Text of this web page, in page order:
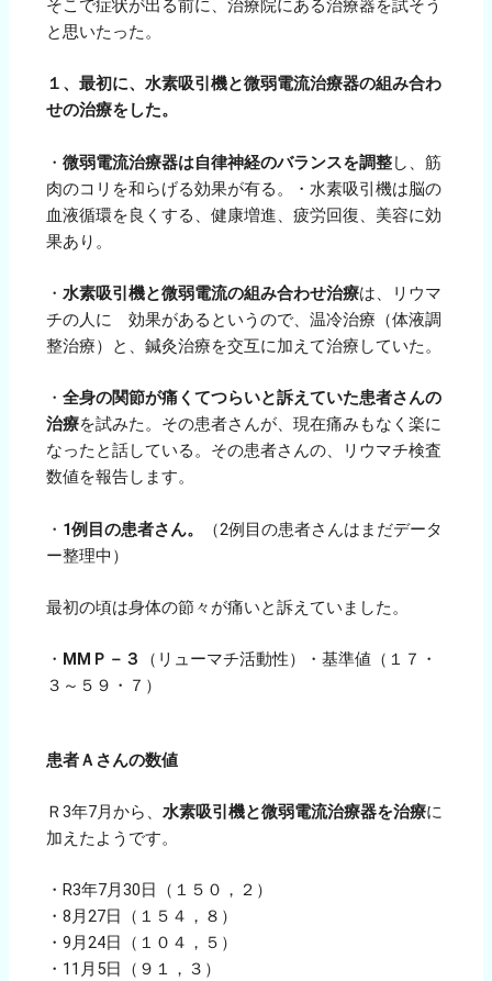
そこで症状が出る前に、治療院にある治療器を試そう
と思いたった。
１、最初に、水素吸引機と微弱電流治療器の組み合わ
せの治療をした。
・微弱電流治療器は自律神経のバランスを調整し、筋
肉のコリを和らげる効果が有る。・水素吸引機は脳の
血液循環を良くする、健康増進、疲労回復、美容に効
果あり。
・水素吸引機と微弱電流の組み合わせ治療は、リウマ
チの人に 効果があるというので、温冷治療（体液調
整治療）と、鍼灸治療を交互に加えて治療していた。
・全身の関節が痛くてつらいと訴えていた患者さんの
治療を試みた。その患者さんが、現在痛みもなく楽に
なったと話している。その患者さんの、リウマチ検査
数値を報告します。
・ 1例目の患者さん。
（2例目の患者さんはまだデータ
ー整理中）
最初の頃は身体の節々が痛いと訴えていました。
・ ⅯⅯＰ－３
（リューマチ活動性）・基準値（１７・
３～５９・７）
患者Ａさんの数値
Ｒ3年7月から、水素吸引機と微弱電流治療器を治療に
加えたようです。
・R3年7月30日（１５０，２）
・8月27日（１５４，８）
・9月24日（１０４，５）
・11月5日（９１，３）